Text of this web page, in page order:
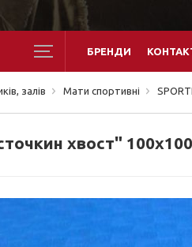
БРЕНДИ
залів Мати спортивні
хвост"